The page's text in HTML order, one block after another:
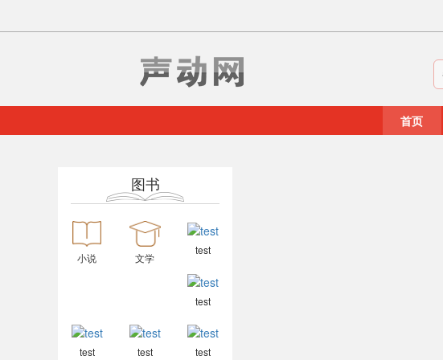
首页
图书
小说 文学
test
test
test test test